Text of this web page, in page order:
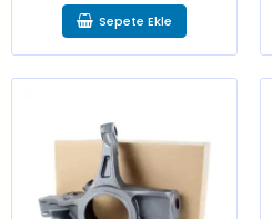
Sepete Ekle